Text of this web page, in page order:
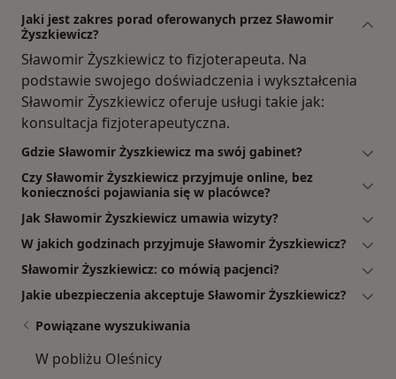
Jaki jest zakres porad oferowanych przez Sławomir
Żyszkiewicz?
Sławomir Żyszkiewicz to fizjoterapeuta. Na
podstawie swojego doświadczenia i wykształcenia
Sławomir Żyszkiewicz oferuje usługi takie jak:
konsultacja fizjoterapeutyczna.
Gdzie Sławomir Żyszkiewicz ma swój gabinet?
Czy Sławomir Żyszkiewicz przyjmuje online, bez
konieczności pojawiania się w placówce?
Jak Sławomir Żyszkiewicz umawia wizyty?
W jakich godzinach przyjmuje Sławomir Żyszkiewicz?
Sławomir Żyszkiewicz: co mówią pacjenci?
Jakie ubezpieczenia akceptuje Sławomir Żyszkiewicz?
Powiązane wyszukiwania
W pobliżu Oleśnicy